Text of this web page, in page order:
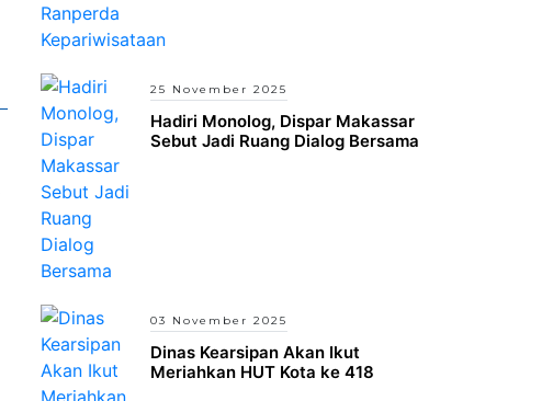
25 November 2025
Hadiri Monolog, Dispar Makassar
Sebut Jadi Ruang Dialog Bersama
03 November 2025
Dinas Kearsipan Akan Ikut
Meriahkan HUT Kota ke 418